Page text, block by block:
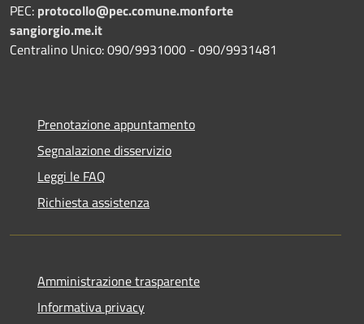
PEC: protocollo@pec.comune.monforte
sangiorgio.me.it
Centralino Unico: 090/9931000 - 090/9931481
Prenotazione appuntamento
Segnalazione disservizio
Leggi le FAQ
Richiesta assistenza
Amministrazione trasparente
Informativa privacy